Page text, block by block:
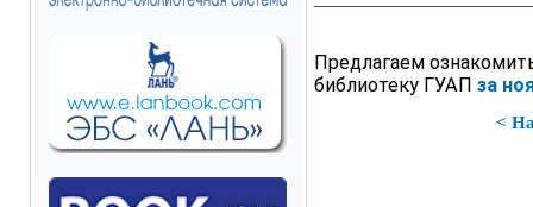
Предлагаем
библиотеку ГУАП за
<